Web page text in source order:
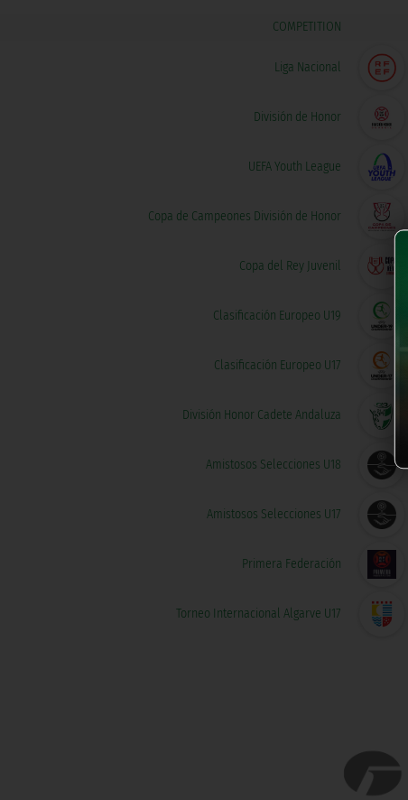
COMPETITION
Liga Nacional
División de Honor
UEFA Youth League
Copa de Campeones División de Honor
Copa del Rey Juvenil
Clasificación Europeo U19
Clasificación Europeo U17
División Honor Cadete Andaluza
Amistosos Selecciones U18
Amistosos Selecciones U17
Primera Federación
Torneo Internacional Algarve U17